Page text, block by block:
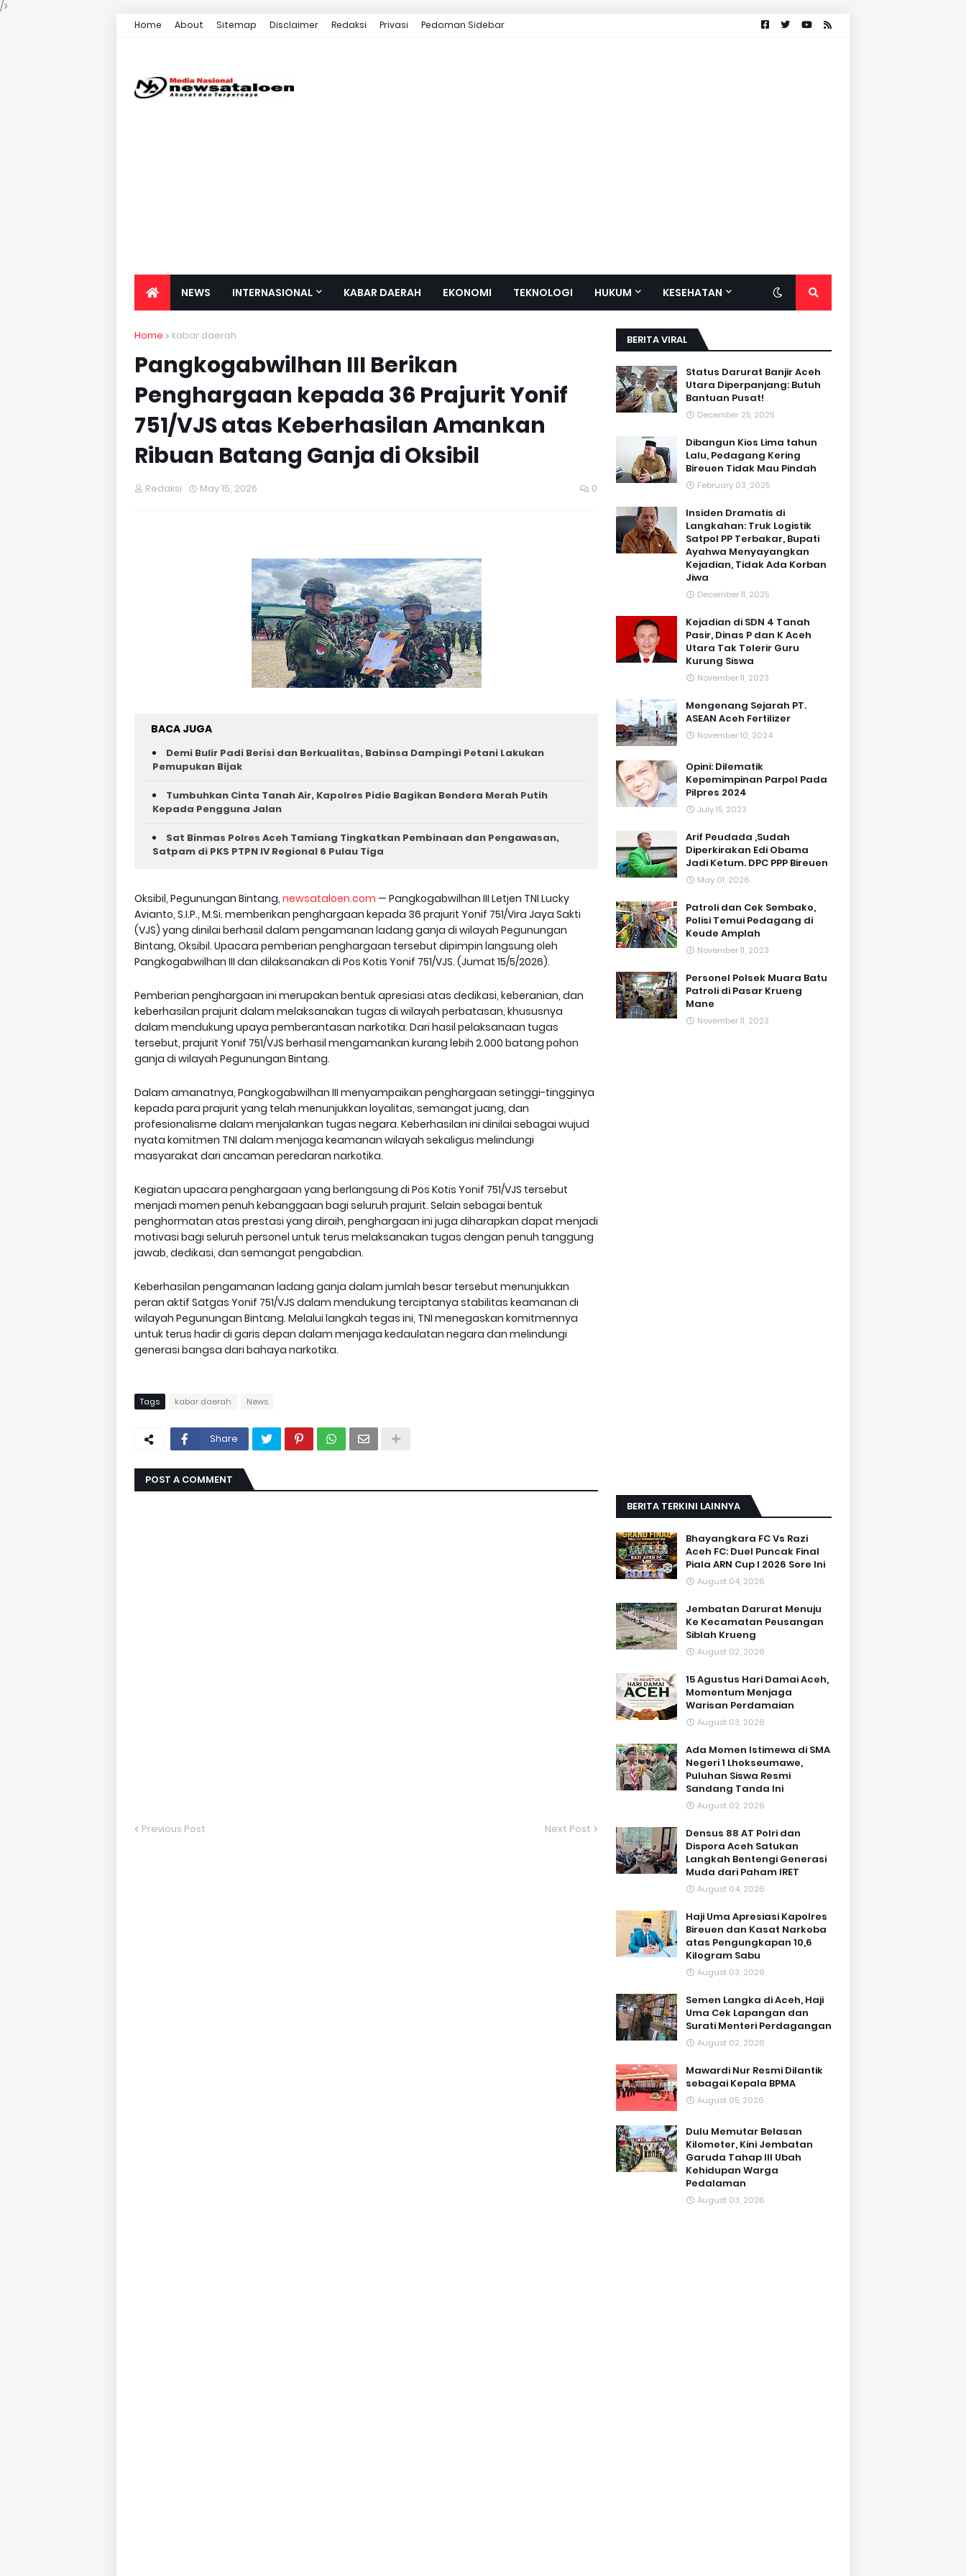
/>
Home About Sitemap Disclaimer Redaksi Privasi Pedoman Sidebar
NEWS INTERNASIONAL KABAR DAERAH EKONOMI TEKNOLOGI HUKUM KESEHATAN
Home kabar daerah
Pangkogabwilhan III Berikan
Penghargaan kepada 36 Prajurit Yonif
751/VJS atas Keberhasilan Amankan
Ribuan Batang Ganja di Oksibil
Redaksi May 15, 2026 0
BACA JUGA
Demi Bulir Padi Berisi dan Berkualitas, Babinsa Dampingi Petani Lakukan
Pemupukan Bijak
Tumbuhkan Cinta Tanah Air, Kapolres Pidie Bagikan Bendera Merah Putih
Kepada Pengguna Jalan ‎
Sat Binmas Polres Aceh Tamiang Tingkatkan Pembinaan dan Pengawasan,
Satpam di PKS PTPN IV Regional 6 Pulau Tiga
Oksibil, Pegunungan Bintang, newsataloen.com — Pangkogabwilhan III Letjen TNI Lucky
Avianto, S.I.P., M.Si. memberikan penghargaan kepada 36 prajurit Yonif 751/Vira Jaya Sakti
(VJS) yang dinilai berhasil dalam pengamanan ladang ganja di wilayah Pegunungan
Bintang, Oksibil. Upacara pemberian penghargaan tersebut dipimpin langsung oleh
Pangkogabwilhan III dan dilaksanakan di Pos Kotis Yonif 751/VJS. (Jumat 15/5/2026).
Pemberian penghargaan ini merupakan bentuk apresiasi atas dedikasi, keberanian, dan
keberhasilan prajurit dalam melaksanakan tugas di wilayah perbatasan, khususnya
dalam mendukung upaya pemberantasan narkotika. Dari hasil pelaksanaan tugas
tersebut, prajurit Yonif 751/VJS berhasil mengamankan kurang lebih 2.000 batang pohon
ganja di wilayah Pegunungan Bintang.
Dalam amanatnya, Pangkogabwilhan III menyampaikan penghargaan setinggi-tingginya
kepada para prajurit yang telah menunjukkan loyalitas, semangat juang, dan
profesionalisme dalam menjalankan tugas negara. Keberhasilan ini dinilai sebagai wujud
nyata komitmen TNI dalam menjaga keamanan wilayah sekaligus melindungi
masyarakat dari ancaman peredaran narkotika.
Kegiatan upacara penghargaan yang berlangsung di Pos Kotis Yonif 751/VJS tersebut
menjadi momen penuh kebanggaan bagi seluruh prajurit. Selain sebagai bentuk
penghormatan atas prestasi yang diraih, penghargaan ini juga diharapkan dapat menjadi
motivasi bagi seluruh personel untuk terus melaksanakan tugas dengan penuh tanggung
jawab, dedikasi, dan semangat pengabdian.
Keberhasilan pengamanan ladang ganja dalam jumlah besar tersebut menunjukkan
peran aktif Satgas Yonif 751/VJS dalam mendukung terciptanya stabilitas keamanan di
wilayah Pegunungan Bintang. Melalui langkah tegas ini, TNI menegaskan komitmennya
untuk terus hadir di garis depan dalam menjaga kedaulatan negara dan melindungi
generasi bangsa dari bahaya narkotika.
Tags kabar daerah News
Share
POST A COMMENT
Previous Post Next Post
BERITA VIRAL
Status Darurat Banjir Aceh
Utara Diperpanjang: Butuh
Bantuan Pusat!
December 25, 2025
Dibangun Kios Lima tahun
Lalu, Pedagang Kering
Bireuen Tidak Mau Pindah
February 03, 2025
Insiden Dramatis di
Langkahan: Truk Logistik
Satpol PP Terbakar, Bupati
Ayahwa Menyayangkan
Kejadian, Tidak Ada Korban
Jiwa
December 11, 2025
Kejadian di SDN 4 Tanah
Pasir, Dinas P dan K Aceh
Utara Tak Tolerir Guru
Kurung Siswa
November 11, 2023
Mengenang Sejarah PT.
ASEAN Aceh Fertilizer
November 10, 2024
Opini: Dilematik
Kepemimpinan Parpol Pada
Pilpres 2024
July 15, 2023
Arif Peudada ,Sudah
Diperkirakan Edi Obama
Jadi Ketum. DPC PPP Bireuen
May 01, 2026
Patroli dan Cek Sembako,
Polisi Temui Pedagang di
Keude Amplah
November 11, 2023
Personel Polsek Muara Batu
Patroli di Pasar Krueng
Mane
November 11, 2023
BERITA TERKINI LAINNYA
Bhayangkara FC Vs Razi
Aceh FC: Duel Puncak Final
Piala ARN Cup I 2026 Sore Ini
August 04, 2026
Jembatan Darurat Menuju
Ke Kecamatan Peusangan
Siblah Krueng
August 02, 2026
15 Agustus Hari Damai Aceh,
Momentum Menjaga
Warisan Perdamaian
August 03, 2026
Ada Momen Istimewa di SMA
Negeri 1 Lhokseumawe,
Puluhan Siswa Resmi
Sandang Tanda Ini
August 02, 2026
Densus 88 AT Polri dan
Dispora Aceh Satukan
Langkah Bentengi Generasi
Muda dari Paham IRET
August 04, 2026
Haji Uma Apresiasi Kapolres
Bireuen dan Kasat Narkoba
atas Pengungkapan 10,6
Kilogram Sabu
August 03, 2026
Semen Langka di Aceh, Haji
Uma Cek Lapangan dan
Surati Menteri Perdagangan
August 02, 2026
Mawardi Nur Resmi Dilantik
sebagai Kepala BPMA
August 05, 2026
Dulu Memutar Belasan
Kilometer, Kini Jembatan
Garuda Tahap III Ubah
Kehidupan Warga
Pedalaman ‎
August 03, 2026